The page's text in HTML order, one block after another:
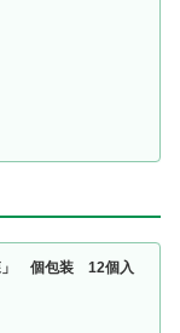
」 個包装 12個入